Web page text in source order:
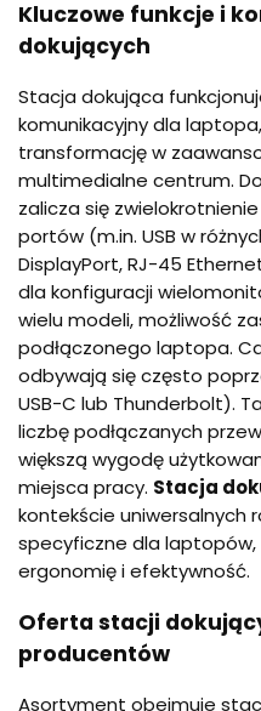
Kluczowe funkcje i
dokujących
Stacja dokująca
komunikacyjny dla
transformację w
multimedialne centrum.
zalicza się
portów (m.in. USB w
DisplayPort, RJ-45
dla konfiguracji
wielu modeli, możliwość
podłączonego laptopa.
odbywają się często
USB-C lub Thunderbolt).
liczbę podłączanych
większą wygodę
miejsca pracy. Stacja
kontekście uniwersalnych
specyficzne dla
ergonomię i efektywność.
Oferta stacji
producentów
Asortyment obejmuje